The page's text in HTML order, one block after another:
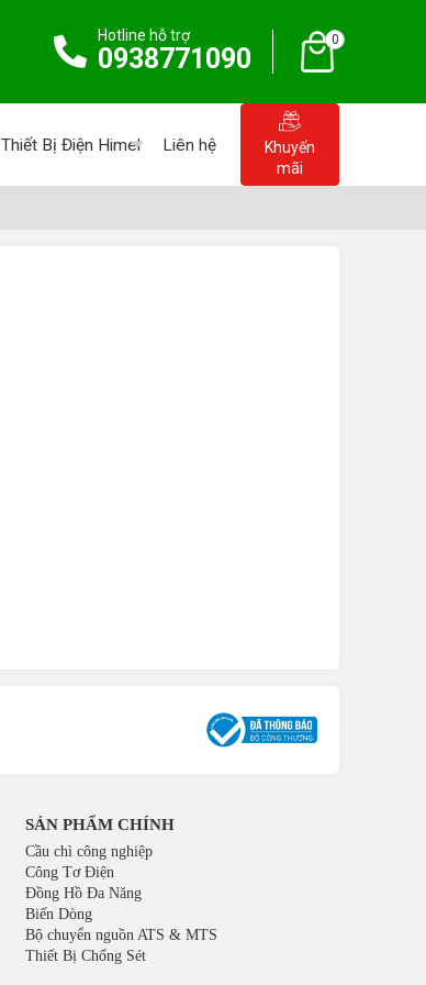
Hotline hỗ trợ
0938771090
0
Thiết Bị Điện Himel Liên hệ
Khuyến
mãi
SẢN PHẨM CHÍNH
Cầu chì công nghiệp
Công Tơ Điện
Đồng Hồ Đa Năng
Biến Dòng
Bộ chuyển nguồn ATS & MTS
Thiết Bị Chống Sét